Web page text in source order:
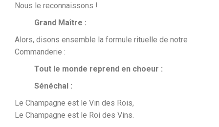
Nous le reconnaissons !
Grand Maître :
Alors, disons ensemble la formule rituelle de notre
Commanderie :
Tout le monde reprend en choeur :
Sénéchal :
Le Champagne est le Vin des Rois,
Le Champagne est le Roi des Vins.